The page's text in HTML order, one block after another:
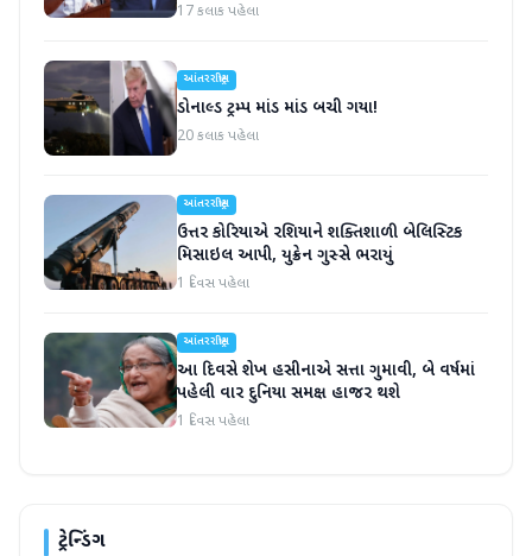
17 કલાક પહેલા
આંતરરાષ્ટ્રીય
ડોનાલ્ડ ટ્રમ્પ માંડ માંડ બચી ગયા!
20 કલાક પહેલા
આંતરરાષ્ટ્રીય
ઉત્તર કોરિયાએ રશિયાને શક્તિશાળી બેલિસ્ટિક
મિસાઇલ આપી, યુક્રેન ગુસ્સે ભરાયું
1 દિવસ પહેલા
આંતરરાષ્ટ્રીય
આ દિવસે શેખ હસીનાએ સત્તા ગુમાવી, બે વર્ષમાં
પહેલી વાર દુનિયા સમક્ષ હાજર થશે
1 દિવસ પહેલા
ટ્રેન્ડિંગ